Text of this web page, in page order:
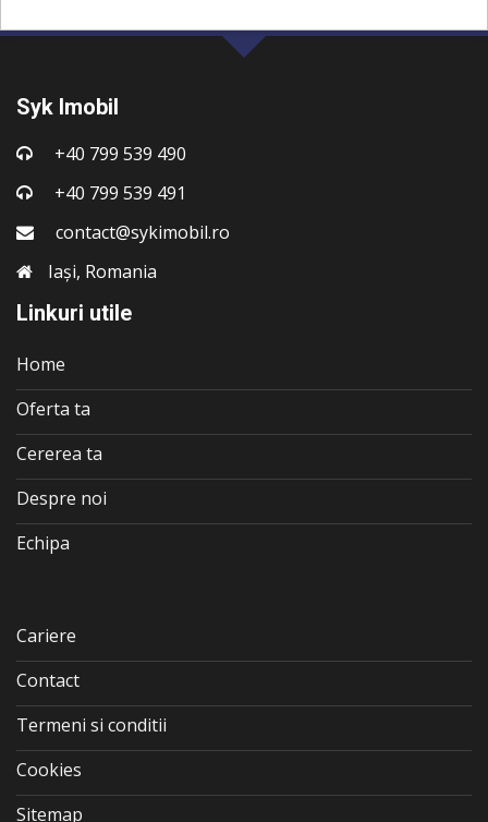
Syk Imobil
+40 799 539 490
+40 799 539 491
contact@sykimobil.ro
Iași, Romania
Linkuri utile
Home
Oferta ta
Cererea ta
Despre noi
Echipa
Cariere
Contact
Termeni si conditii
Cookies
Sitemap